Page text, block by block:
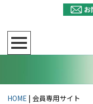
HOME | 会員専用サイト